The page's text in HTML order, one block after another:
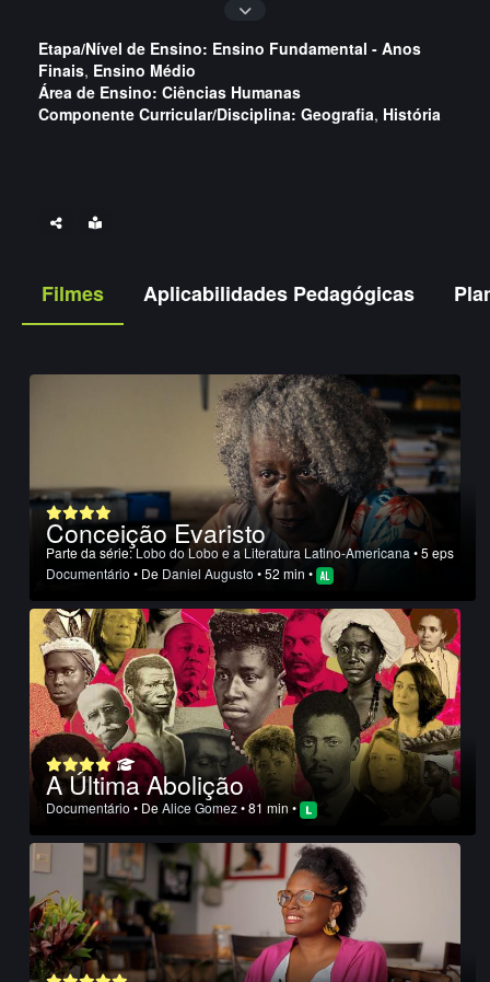
Etapa/Nível de Ensino: Ensino Fundamental - Anos
Finais, Ensino Médio
Área de Ensino: Ciências Humanas
Componente Curricular/Disciplina: Geografia, História
Filmes Aplicabilidades Pedagógicas
Conceição Evaristo
Parte da série:Lobo do Lobo e a Literatura Latino-Americana • 5 eps
Documentário • De Daniel Augusto • 52 min •
A Última Abolição
Documentário • DeAlice Gomez• 81 min •